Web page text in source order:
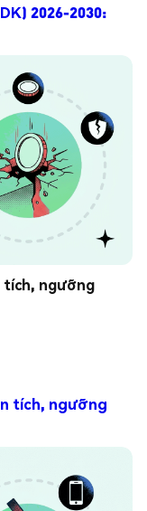
2026-2030:
tích, ngưỡng
tích, ngưỡng